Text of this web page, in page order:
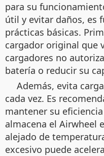
para su
útil y evitar daños, es
prácticas básicas.
cargador original que
cargadores no
batería o reducir su
Además, evita
cada vez. Es
mantener su
almacena el Airwheel
alejado de
excesivo puede